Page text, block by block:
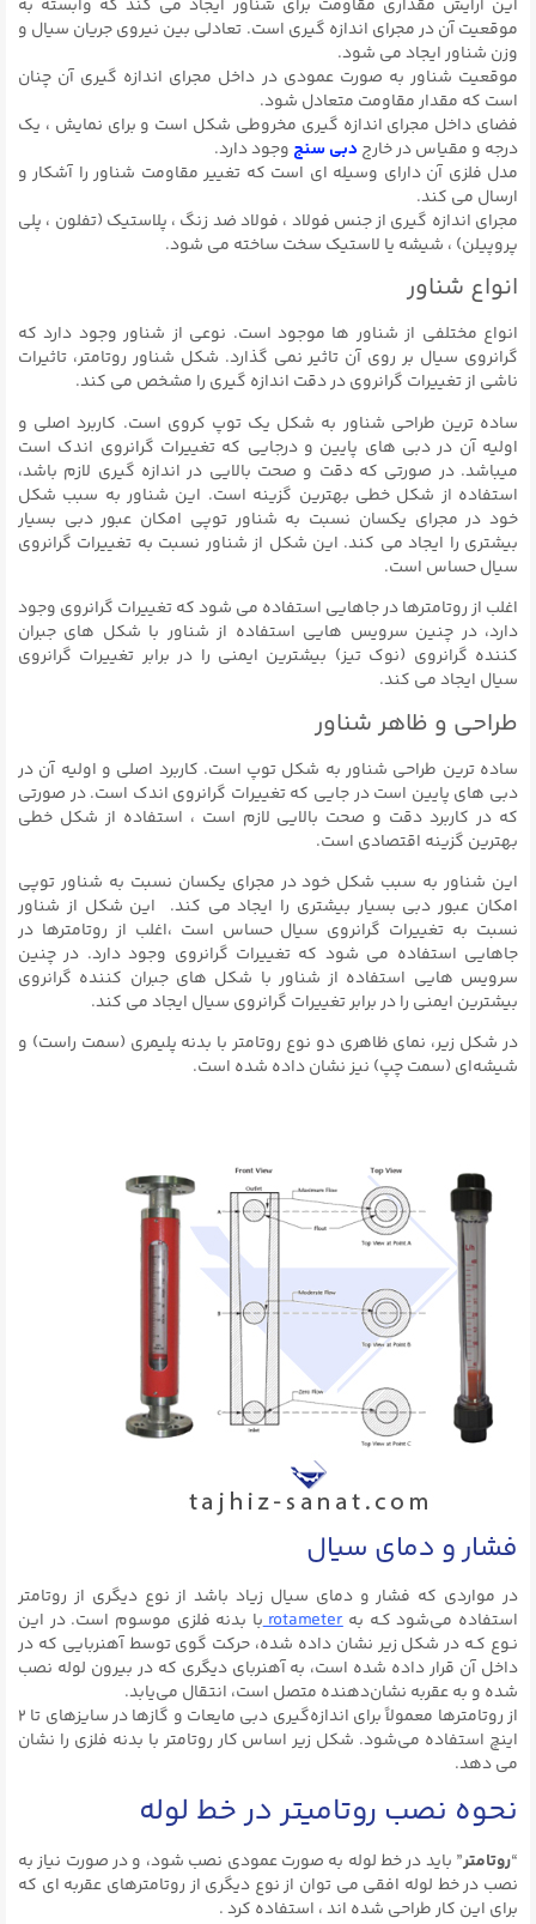
این آرایش مقداری مقاومت برای شناور ایجاد می کند که وابسته به
موقعیت آن در مجرای اندازه گیری است. تعادلی بین نیروی جریان سیال و
وزن شناور ایجاد می شود.
موقعیت شناور به صورت عمودی در داخل مجرای اندازه گیری آن چنان
است که مقدار مقاومت متعادل شود.
فضای داخل مجرای اندازه گیری مخروطی شکل است و برای نمایش ، یک
درجه و مقیاس در خارج دبی سنج وجود دارد.
مدل فلزی آن دارای وسیله ای است که تغییر مقاومت شناور را آشکار و
ارسال می کند.
مجرای اندازه گیری از جنس فولاد ، فولاد ضد زنگ ، پلاستیک (تفلون ، پلی
پروپیلن) ، شیشه یا لاستیک سخت ساخته می شود.
انواع شناور
انواع مختلفی از شناور ها موجود است. نوعی از شناور وجود دارد که
گرانروی سیال بر روی آن تاثیر نمی گذارد. شکل شناور روتامتر، تاثیرات
ناشی از تغییرات گرانروی در دقت اندازه گیری را مشخص می کند.
ساده ترین طراحی شناور به شکل یک توپ کروی است. کاربرد اصلی و
اولیه آن در دبی های پایین و درجایی که تغییرات گرانروی اندک است
میباشد. در صورتی که دقت و صحت بالایی در اندازه گیری لازم باشد،
استفاده از شکل خطی بهترین گزینه است. این شناور به سبب شکل
خود در مجرای یکسان نسبت به شناور توپی امکان عبور دبی بسیار
بیشتری را ایجاد می کند. این شکل از شناور نسبت به تغییرات گرانروی
سیال حساس است.
اغلب از روتامترها در جاهایی استفاده می شود که تغییرات گرانروی وجود
دارد، در چنین سرویس هایی استفاده از شناور با شکل های جبران
کننده گرانروی (نوک تیز) بیشترین ایمنی را در برابر تغییرات گرانروی
سیال ایجاد می کند.
طراحی و ظاهر شناور
ساده ترین طراحی شناور به شکل توپ است. کاربرد اصلی و اولیه آن در
دبی های پایین است در جایی که تغییرات گرانروی اندک است. در صورتی
که در کاربرد دقت و صحت بالایی لازم است ، استفاده از شکل خطی
بهترین گزینه اقتصادی است.
این شناور به سبب شکل خود در مجرای یکسان نسبت به شناور توپی
امکان عبور دبی بسیار بیشتری را ایجاد می کند. این شکل از شناور
نسبت به تغییرات گرانروی سیال حساس است ،اغلب از روتامترها در
جاهایی استفاده می شود که تغییرات گرانروی وجود دارد. در چنین
سرویس هایی استفاده از شناور با شکل های جبران کننده گرانروی
بیشترین ایمنی را در برابر تغییرات گرانروی سیال ایجاد می کند.
در شکل زیر، نمای ظاهری دو نوع روتامتر با بدنه پلیمری (سمت راست) و
شیشه‌ای (سمت چپ) نیز نشان داده شده است.
فشار و دمای سیال
در مواردی که فشار و دمای سیال زیاد باشد از نوع دیگری از روتامتر
استفاده می‌شود کـه بهrotameter با بدنه فلزی موسوم است. در این
نـوع کـه در شکل زیر نشان داده شده، حرکت گوی توسط آهنربایی که در
داخل آن قرار داده شده است، به آهنربای دیگری که در بیرون لوله نصب
شده و به عقربه نشان‌دهنده متصل است، انتقال می‌یابد.
از روتامترها معمولاً برای اندازه‌گیری دبی مایعات و گازها در سایزهای تا ۲
اینچ استفاده می‌شود. شکل زیر اساس کار روتامتر با بدنه فلزی را نشان
می دهد.
نحوه نصب روتامیتر در خط لوله
“روتامتر” باید در خط لوله به صورت عمودی نصب شود، و در صورت نیاز به
نصب در خط لوله افقی می توان از نوع دیگری از روتامترهای عقربه ای که
برای این کار طراحی شده اند ، استفاده کرد .